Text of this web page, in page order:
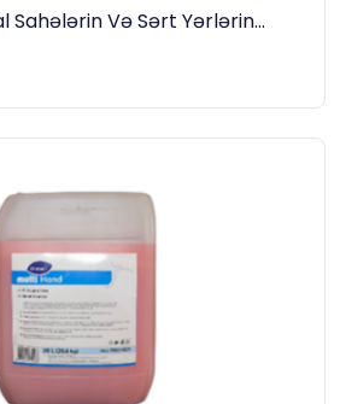
Sahələrin Və Sərt Yərlərin